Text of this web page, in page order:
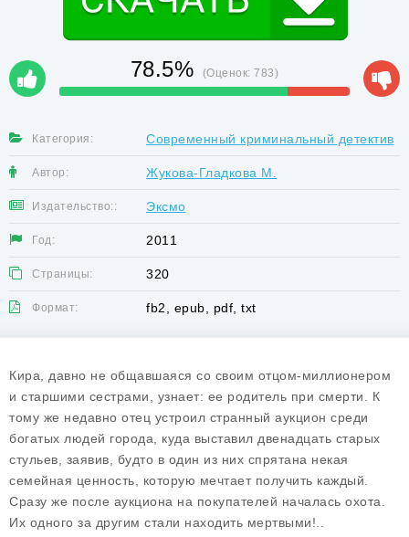
78.5% (Оценок:783)
Категория: Современный криминальный детектив
Автор: Жукова-Гладкова М.
Издательство:: Эксмо
Год: 2011
Страницы: 320
Формат: fb2, epub, pdf, txt
Кира, давно не общавшаяся со своим отцом-миллионером
и старшими сестрами, узнает: ее родитель при смерти. К
тому же недавно отец устроил странный аукцион среди
богатых людей города, куда выставил двенадцать старых
стульев, заявив, будто в один из них спрятана некая
семейная ценность, которую мечтает получить каждый.
Сразу же после аукциона на покупателей началась охота.
Их одного за другим стали находить мертвыми!..